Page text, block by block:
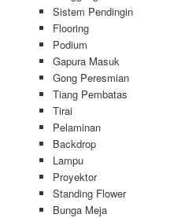
Sistem Pendingin
Flooring
Podium
Gapura Masuk
Gong Peresmian
Tiang Pembatas
Tirai
Pelaminan
Backdrop
Lampu
Proyektor
Standing Flower
Bunga Meja